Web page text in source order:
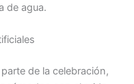
de agua.
de la celebración,